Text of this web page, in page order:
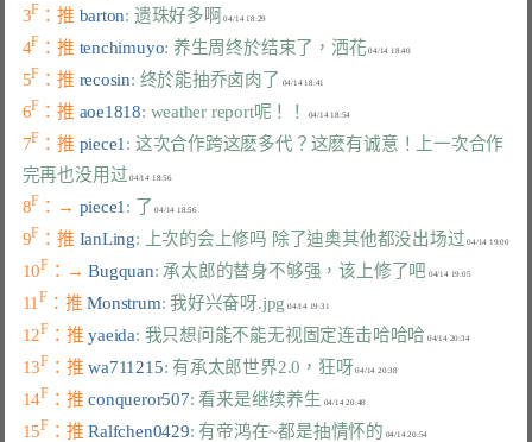
3F ：推 barton: 遗珠好多啊
4F ：推 tenchimuyo: 养生周终於结束了，洒花 04/14 18:40
5F ：推 recosin: 终於能抽乔卤肉了
6F ：推 aoe1818: weather report呢！！
7F ：推 piece1 : 这次合作跨这麽多代？这麽有诚意！上一次合作
完再也没用过
04/14 18:56
8F ：→ piece1 : 了 04/14 18:56
9F ：推 IanLing: 上次的会上修吗 除了迪奥其他都没出场过 04/14 19:00
10F ：→ Bugquan: 承太郎的替身不够强，该上修了吧 04/14 19:05
11F ：推 Monstrum: 我好兴奋呀.jpg
12F ：推 yaeida: 我只想问能不能无视固定连击哈哈哈 04/14 20:34
13F ：推 wa711215: 有承太郎世界2.0，狂呀 04/14 20:38
14F ：推 conqueror507: 看来是继续养生
15F ：推 Ralfchen0429: 有帝鸿在~都是抽情怀的